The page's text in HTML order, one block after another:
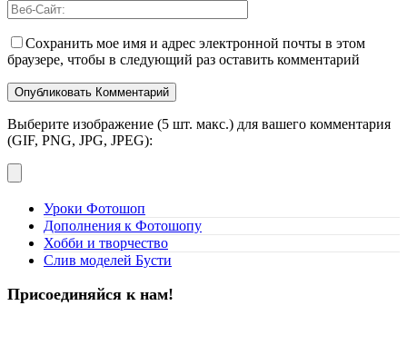
Сохранить мое имя и адрес электронной почты в этом
браузере, чтобы в следующий раз оставить комментарий
Выберите изображение (5 шт. макс.) для вашего комментария
(GIF, PNG, JPG, JPEG):
Уроки Фотошоп
Дополнения к Фотошопу
Хобби и творчество
Слив моделей Бусти
Присоединяйся к нам!